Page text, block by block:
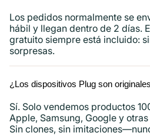
Los pedidos normalmente se
hábil y llegan dentro de 2 días.
gratuito siempre está incluido:
sorpresas.
¿Los dispositivos Plug son
Sí. Solo vendemos productos
Apple, Samsung, Google y
Sin clones, sin